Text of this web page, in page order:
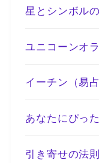
星とシンボル
ユニコーンオ
イーチン（易占
あなたにぴっ
引き寄せの法則